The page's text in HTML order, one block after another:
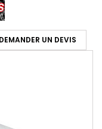
DEMANDER UN DEVIS